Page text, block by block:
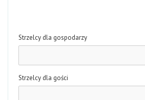
Strzelcy dla gospodarzy
Strzelcy dla gości